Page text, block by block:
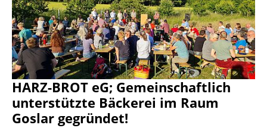
HARZ-BROT eG; Gemeinschaftlich
unterstützte Bäckerei im Raum
Goslar gegründet!